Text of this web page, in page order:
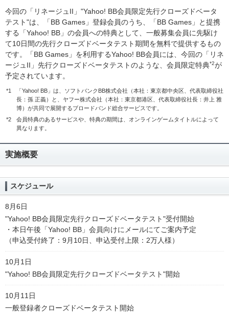
今回の「リネージュII」"Yahoo! BB会員限定先行クローズドベータ
テスト"は、「BB Games」登録会員のうち、「BB Games」と提携
する「Yahoo! BB」の会員への特典として、一般募集会員に先駆け
て10日間の先行クローズドベータテスト期間を無料で提供するもの
です。「BB Games」を利用するYahoo! BB会員には、今回の「リネ
ージュII」先行クローズドベータテストのような、会員限定特典*2が
予定されています。
*1
「Yahoo! BB」は、ソフトバンクBB株式会社（本社：東京都中央区、代表取締役社
長：孫 正義）と、ヤフー株式会社（本社：東京都港区、代表取締役社長：井上 雅
博）が共同で展開するブロードバンド総合サービスです。
*2
会員特典のあるサービスや、特典の期間は、オンラインゲームタイトルによって
異なります。
実施概要
スケジュール
8月6日
"Yahoo! BB会員限定先行クローズドベータテスト"受付開始
・本日午後「Yahoo! BB」会員向けにメールにてご案内予定
（申込受付終了：9月10日、申込受付上限：2万人様）
10月1日
"Yahoo! BB会員限定先行クローズドベータテスト"開始
10月11日
一般登録者クローズドベータテスト開始